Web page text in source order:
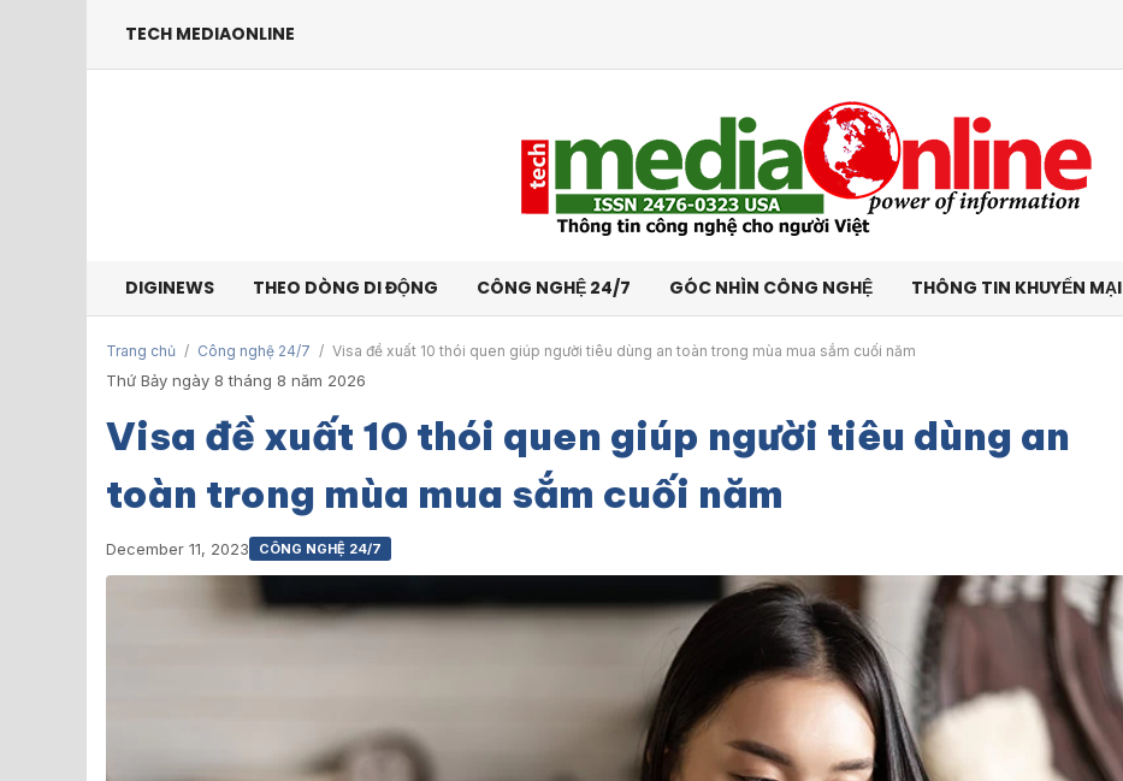
TECH MEDIAONLINE
DIGINEWS THEO DÒNG DI ĐỘNG CÔNG NGHỆ 24/7 GÓC NHÌN CÔNG NGHỆ THÔNG TIN KHUYẾN MẠI
Trang chủ / Công nghệ 24/7 / Visa đề xuất 10 thói quen giúp người tiêu dùng an toàn trong mùa mua sắm cuối năm
Thứ Bảy ngày 8 tháng 8 năm 2026
Visa đề xuất 10 thói quen giúp người tiêu dùng an
toàn trong mùa mua sắm cuối năm
December 11, 2023 CÔNG NGHỆ 24/7